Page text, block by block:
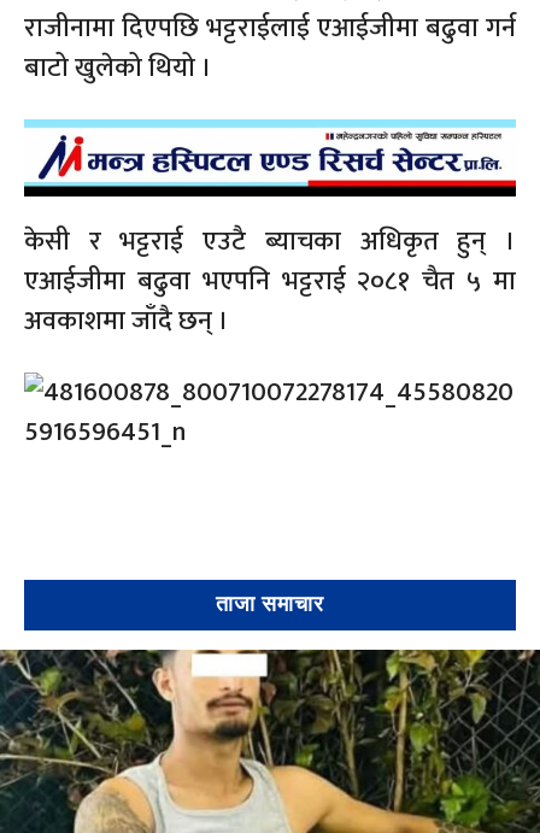
राजीनामा दिएपछि भट्टराईलाई एआईजीमा बढुवा गर्न
बाटो खुलेको थियो ।
केसी र भट्टराई एउटै ब्याचका अधिकृत हुन् ।
एआईजीमा बढुवा भएपनि भट्टराई २०८१ चैत ५ मा
अवकाशमा जाँदै छन् ।
ताजा समाचार